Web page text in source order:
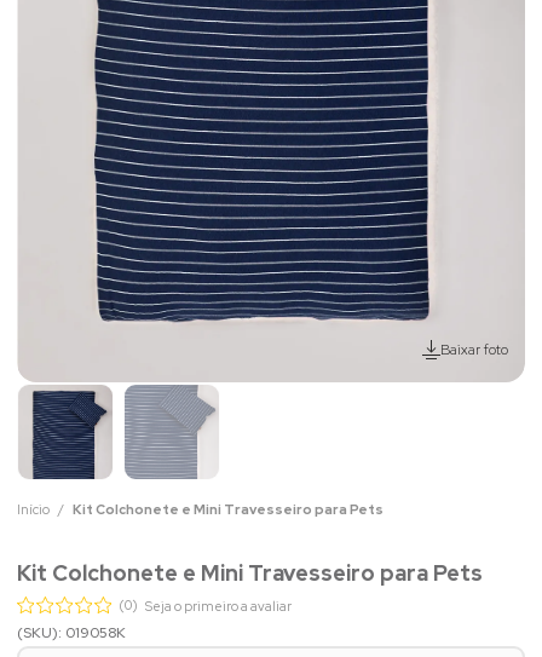
Baixar foto
Início Kit Colchonete e Mini Travesseiro para Pets
Kit Colchonete e Mini Travesseiro para Pets
(0) Seja o primeiro a avaliar
(SKU): 019058K